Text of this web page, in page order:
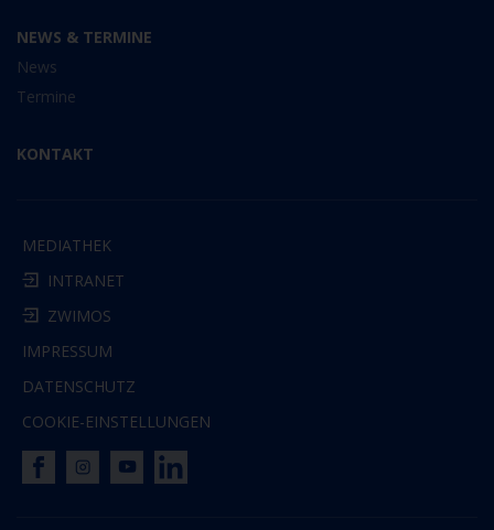
NEWS & TERMINE
News
Termine
KONTAKT
MEDIATHEK
INTRANET
ZWIMOS
IMPRESSUM
DATENSCHUTZ
COOKIE-EINSTELLUNGEN